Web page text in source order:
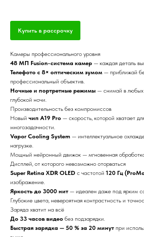
Купить в рассрочку
Камеры профессионального уровня
48 МП Fusion-система камер — каждая деталь
Телефото с 8× оптическим зумом — приближай
профессиональный объектив.
Ночные и портретные режимы — снимай в любых
глубокой ночи.
Производительность без компромиссов
Новый чип A19 Pro — скорость, которой хватает
многозадачности.
Vapor Cooling System — интеллектуальное
нагрузке.
Мощный нейронный движок — мгновенная
Дисплей, от которого невозможно оторваться
Super Retina XDR OLED с частотой 120 Гц
изображение.
Яркость до 3000 нит — идеален даже под ярким
Глубокие цвета, невероятная контрастность и
Заряда хватит на всё
До 33 часов видео без подзарядки.
Быстрая зарядка — 50 % за 20 минут при